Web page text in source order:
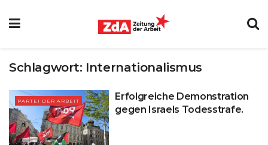
Schlagwort: Internationalismus
PARTEI DER ARBEIT
Erfolgreiche Demonstration
gegen Israels Todesstrafe.